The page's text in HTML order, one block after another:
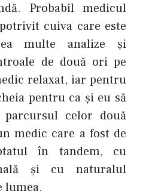
Probabil medicul
cuiva care este
multe analize şi
de două ori pe
relaxat, iar pentru
pentru ca şi eu să
celor două
medic care a fost de
în tandem, cu
şi cu naturalul
lumea.